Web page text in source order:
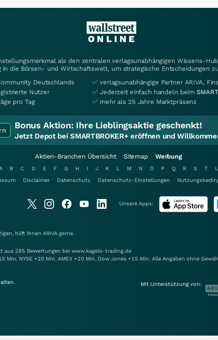
als den zentralen verlagsunabhängigen Wissens-
in die Börsen- und Wirtschaftswelt, um strategische Entscheidungen
Deutschlands
Nutzer
pro Tag
✅ verlagsunabhängige Partner ARIVA,
✅ Jederzeit einfach handeln beim
✅ mehr als 25 Jahre Marktpräsenz
Bonus Aktion: Ihre Lieblingsaktie geschenkt!
Jetzt Depot bei SMARTBROKER+ eröffnen und
Aktien-Branchen Übersicht Sitemap Werbung
B C D E F G H I J K L M N O P Q R S T
Disclaimer Datenschutz Datenschutz-Einstellungen
Unsere Apps:
hilft Ihnen ARIVA gerne.
285 Bewertungen bei www.kagels-trading.de
NYSE +20 Min. AMEX +20 Min. Dow Jones +15 Min. Alle Angaben ohne
Mit Unterstützung von: